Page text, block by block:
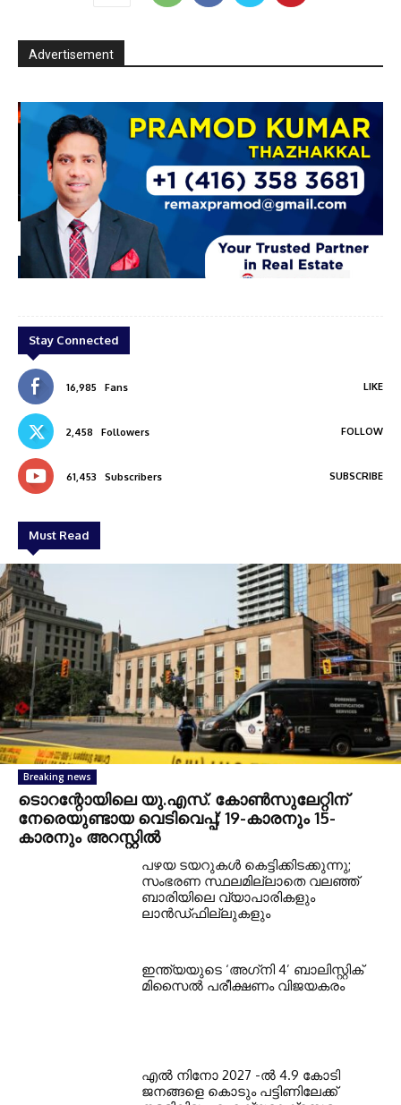
Advertisement
Stay Connected
16,985 Fans LIKE
2,458 Followers FOLLOW
61,453 Subscribers SUBSCRIBE
Must Read
Breaking news
ടൊറന്റോയിലെ യു.എസ്. കോൺസുലേറ്റിന്
നേരെയുണ്ടായ വെടിവെപ്പ്; 19-കാരനും 15-
കാരനും അറസ്റ്റിൽ
പഴയ ടയറുകള്‍ കെട്ടിക്കിടക്കുന്നു;
സംഭരണ സ്ഥലമില്ലാതെ വലഞ്ഞ്
ബാരിയിലെ വ്യാപാരികളും
ലാന്‍ഡ്ഫില്ലുകളും
ഇന്ത്യയുടെ ‘അഗ്‌നി 4’ ബാലിസ്റ്റിക്
മിസൈല്‍ പരീക്ഷണം വിജയകരം
എല്‍ നിനോ 2027 -ല്‍ 4.9 കോടി
ജനങ്ങളെ കൊടും പട്ടിണിലേക്ക്